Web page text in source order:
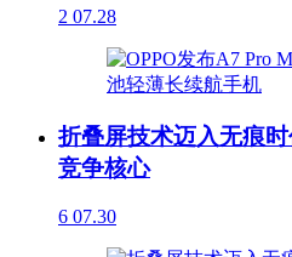
2 07.28
折叠屏技术迈入无痕
竞争核心
6 07.30